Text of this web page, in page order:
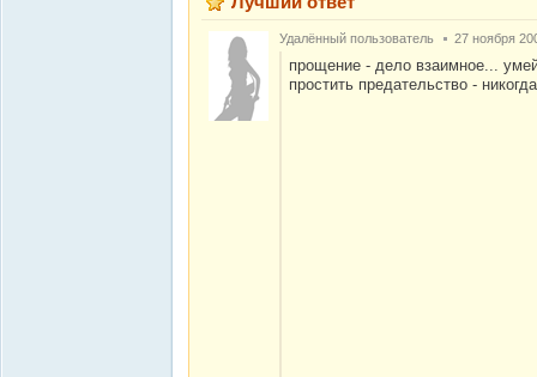
Удалённый пользователь 27 ноября
прощение - дело взаимное...
простить предательство -